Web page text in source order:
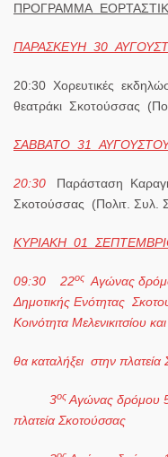
ΠΡΟΓΡΑΜΜΑ
ΠΑΡΑΣΚΕΥΗ 30
20:30 Χορευτικές
θεατράκι Σκοτούσσας
ΣΑΒΒΑΤΟ 31
20:30 Παράσταση
Σκοτούσσας (Πολιτ. Συλ.
ΚΥΡΙΑΚΗ 01
09:30 22ος Αγώνας
Δημοτικής Ενότητας
Κοινότητα Μελενικιτσίου και
θα καταλήξει στην πλατεία
3οςΑγώνας δρόμου
πλατεία Σκοτούσσας